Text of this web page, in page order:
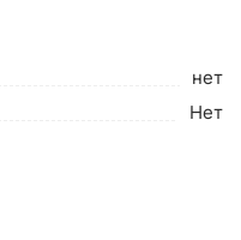
нет
Нет